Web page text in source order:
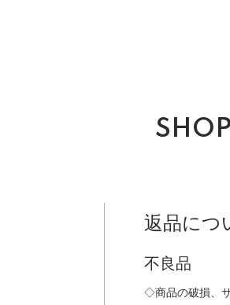
返品につ
不良品
◇商品の破損、